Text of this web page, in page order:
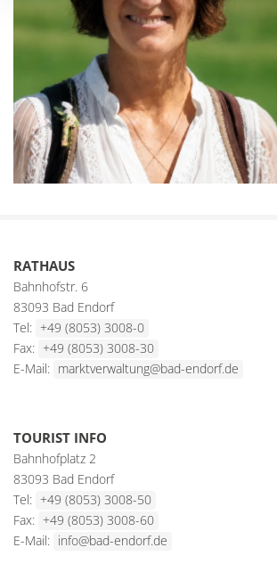
RATHAUS
Bahnhofstr. 6
83093 Bad Endorf
Tel: +49 (8053) 3008-0
Fax: +49 (8053) 3008-30
E-Mail: marktverwaltung@bad-endorf.de
TOURIST INFO
Bahnhofplatz 2
83093 Bad Endorf
Tel: +49 (8053) 3008-50
Fax: +49 (8053) 3008-60
E-Mail: info@bad-endorf.de